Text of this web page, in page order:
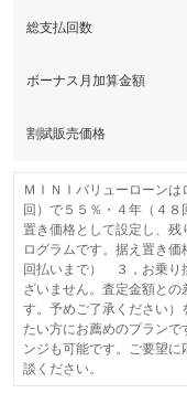
総支払回数
ボーナス月加算金額
割賦販売価格
ＭＩＮＩバリューローン
回）で５５％・４年（４
置き価格として設定し、
ログラムです。据え置き
回払いまで） ３，お乗り
ざいません。査定金額との
す。予めご了承ください）
たい方にお薦めのプラン
ンジも可能です。ご要望
談ください。